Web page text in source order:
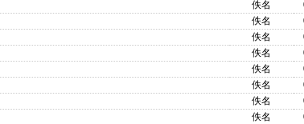
佚名
佚名
佚名
佚名
佚名
佚名
佚名
佚名